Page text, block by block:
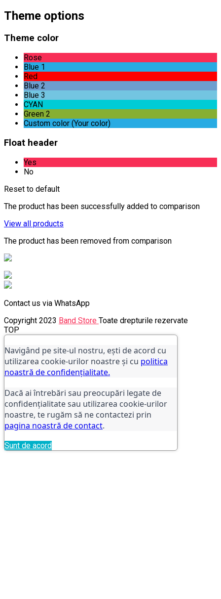
Theme options
Theme color
Rose
Blue 1
Red
Blue 2
Blue 3
CYAN
Green 2
Custom color (Your color)
Float header
Yes
No
Reset to default
The product has been successfully added to comparison
View all products
The product has been removed from comparison
Contact us via WhatsApp
Copyright 2023 Band Store Toate drepturile rezervate
TOP
Navigând pe site-ul nostru, ești de acord cu
utilizarea cookie-urilor noastre și cu politica
noastră de confidențialitate.
Dacă ai întrebări sau preocupări legate de
confidențialitate sau utilizarea cookie-urilor
noastre, te rugăm să ne contactezi prin
pagina noastră de contact.
Sunt de acord